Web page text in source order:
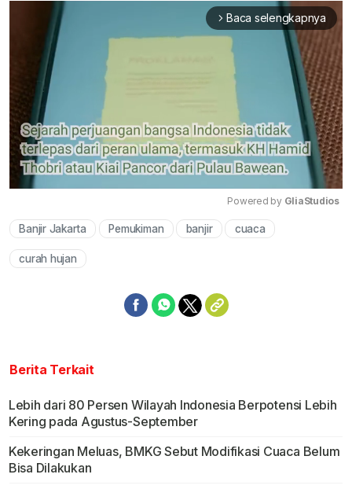
arrow_forward_ios Baca selengkapnya
Powered by GliaStudios
Banjir Jakarta Pemukiman banjir cuaca
curah hujan
Berita Terkait
Lebih dari 80 Persen Wilayah Indonesia Berpotensi Lebih
Kering pada Agustus-September
Kekeringan Meluas, BMKG Sebut Modifikasi Cuaca Belum
Bisa Dilakukan